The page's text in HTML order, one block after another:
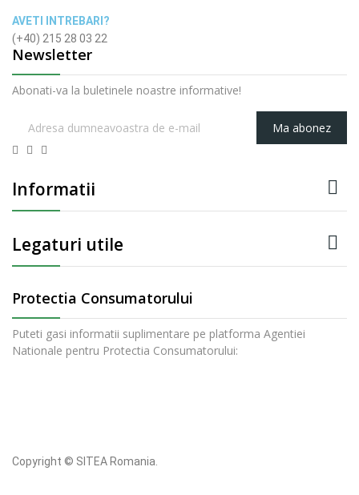
AVETI INTREBARI?
(+40) 215 28 03 22
Newsletter
Abonati-va la buletinele noastre informative!
Ma abonez
Informatii 
Legaturi utile 
Protectia Consumatorului
Puteti gasi informatii suplimentare pe platforma Agentiei
Nationale pentru Protectia Consumatorului:
Copyright © SITEA Romania.